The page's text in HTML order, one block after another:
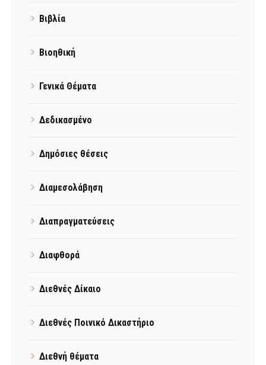
Βιβλία
Βιοηθική
Γενικά Θέματα
Δεδικασμένο
Δημόσιες θέσεις
Διαμεσολάβηση
Διαπραγματεύσεις
Διαφθορά
Διεθνές Δίκαιο
Διεθνές Ποινικό Δικαστήριο
Διεθνή θέματα